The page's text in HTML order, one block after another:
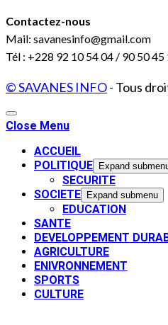
Contactez-nous
Mail: savanesinfo@gmail.com
Tél : +228 92 10 54 04 / 90 50 45
© SAVANES INFO- Tous
Close Menu
ACCUEIL
POLITIQUE
Expand
SECURITE
SOCIETE
Expand submenu
EDUCATION
SANTE
DEVELOPPEMENT
AGRICULTURE
ENIVRONNEMENT
SPORTS
CULTURE